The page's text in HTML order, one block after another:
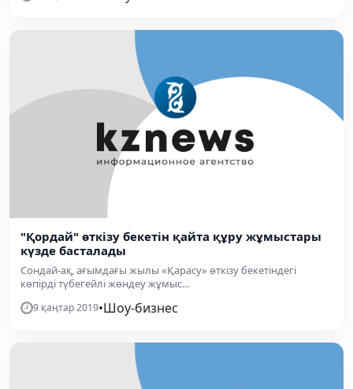
"Қордай" өткізу бекетін қайта құру жұмыстары
күзде басталады
Сондай-ақ, ағымдағы жылы «Қарасу» өткізу бекетіндегі
көпірді түбегейлі жөндеу жұмыс...
9 қаңтар 2019•Шоу-бизнес